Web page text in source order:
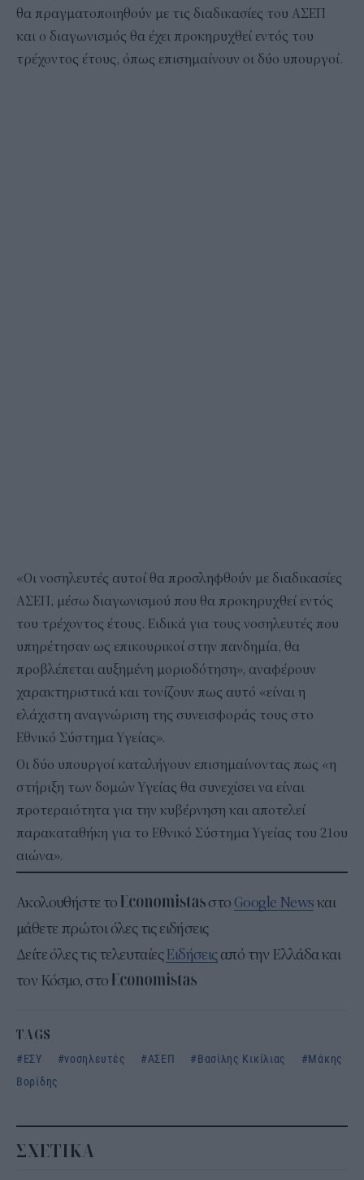
θα πραγματοποιηθούν με τις διαδικασίες του ΑΣΕΠ
και ο διαγωνισμός θα έχει προκηρυχθεί εντός του
τρέχοντος έτους, όπως επισημαίνουν οι δύο υπουργοί.
«Οι νοσηλευτές αυτοί θα προσληφθούν με διαδικασίες
ΑΣΕΠ, μέσω διαγωνισμού που θα προκηρυχθεί εντός
του τρέχοντος έτους. Ειδικά για τους νοσηλευτές που
υπηρέτησαν ως επικουρικοί στην πανδημία, θα
προβλέπεται αυξημένη μοριοδότηση», αναφέρουν
χαρακτηριστικά και τονίζουν πως αυτό «είναι η
ελάχιστη αναγνώριση της συνεισφοράς τους στο
Εθνικό Σύστημα Υγείας».
Οι δύο υπουργοί καταλήγουν επισημαίνοντας πως «η
στήριξη των δομών Υγείας θα συνεχίσει να είναι
προτεραιότητα για την κυβέρνηση και αποτελεί
παρακαταθήκη για το Εθνικό Σύστημα Υγείας του 21ου
αιώνα».
Ακολουθήστε το στο Google Newsκαι
μάθετε πρώτοι όλες τις ειδήσεις
Δείτε όλες τις τελευταίεςΕιδήσειςαπό την Ελλάδα και
τον Κόσμο, στο
TAGS
ΕΣΥ
νοσηλευτές ΑΣΕΠ Βασίλης Κικίλιας
Μάκης
Βορίδης
ΣΧΕΤΙΚΑ